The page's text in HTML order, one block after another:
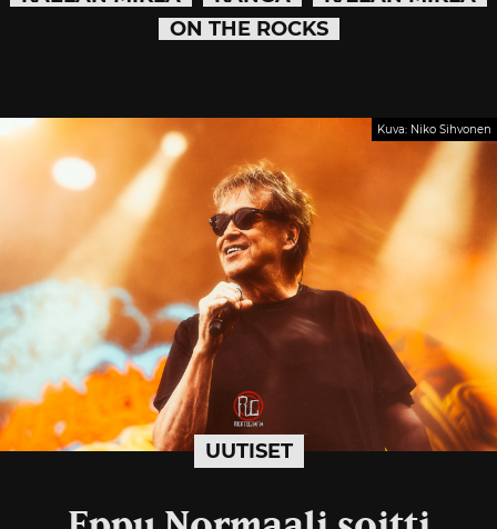
ON THE ROCKS
UUTISET
Kuva: Niko Sihvonen